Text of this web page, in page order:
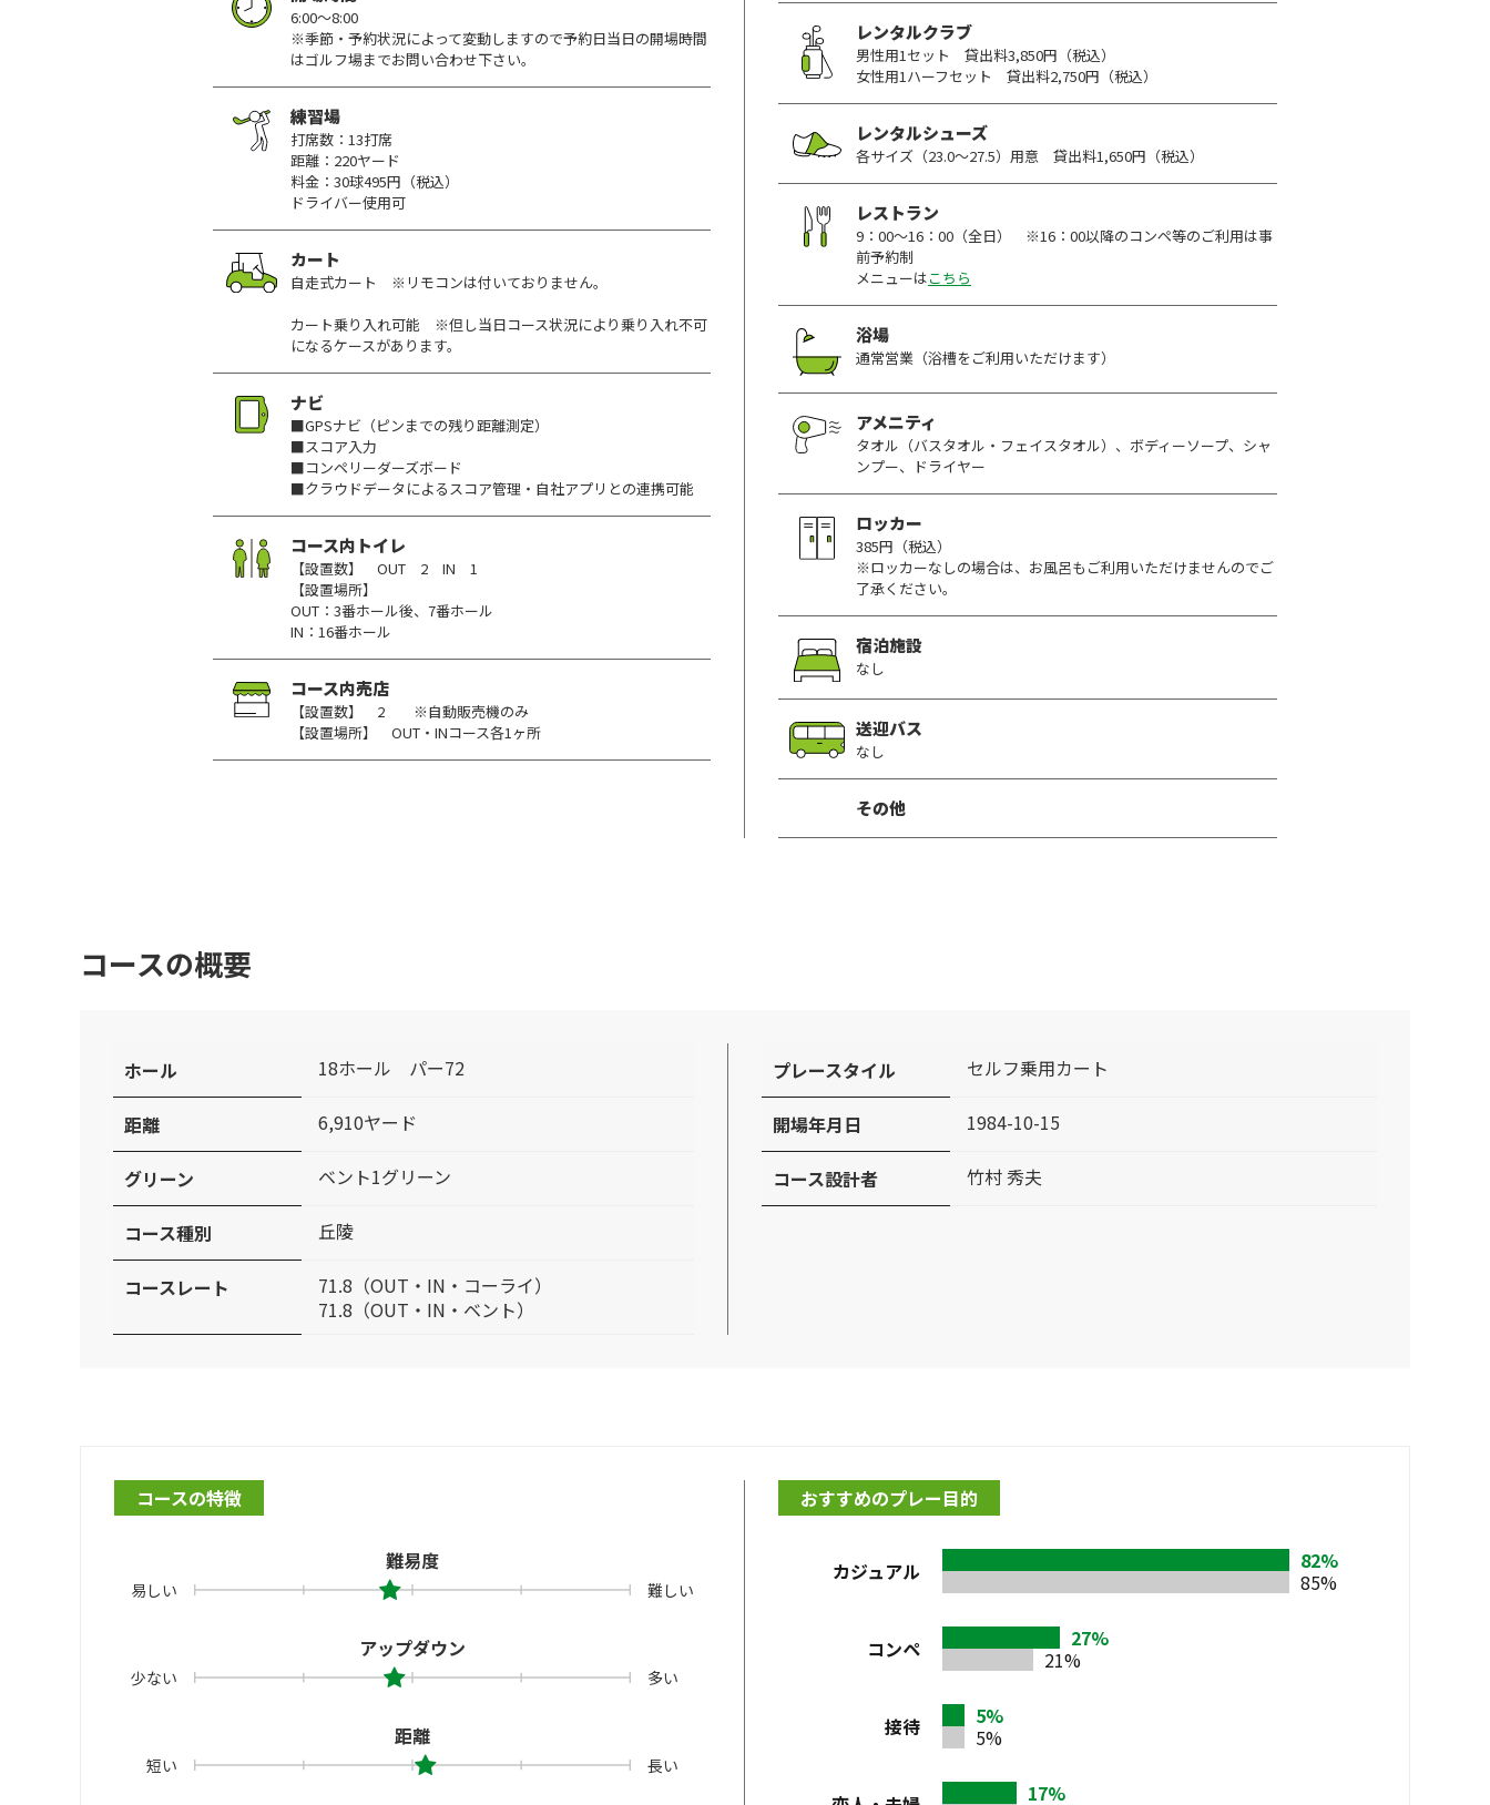
6:00～8:00
※季節・予約状況によって変動しますので予約日当日の開場時間
はゴルフ場までお問い合わせ下さい。
練習場
打席数：13打席
距離：220ヤード
料金：30球495円（税込）
ドライバー使用可
カート
自走式カート ※リモコンは付いておりません。
カート乗り入れ可能 ※但し当日コース状況により乗り入れ不可
になるケースがあります。
ナビ
■GPSナビ（ピンまでの残り距離測定）
■スコア入力
■コンペリーダーズボード
■クラウドデータによるスコア管理・自社アプリとの連携可能
コース内トイレ
【設置数】 OUT 2 IN 1
【設置場所】
OUT：3番ホール後、7番ホール
IN：16番ホール
コース内売店
【設置数】 2 ※自動販売機のみ
【設置場所】 OUT・INコース各1ヶ所
レンタルクラブ
男性用1セット 貸出料3,850円（税込）
女性用1ハーフセット 貸出料2,750円（税込）
レンタルシューズ
各サイズ（23.0～27.5）用意 貸出料1,650円（税込）
レストラン
9：00～16：00（全日） ※16：00以降のコンペ等のご利用は事
前予約制
メニューはこちら
浴場
通常営業（浴槽をご利用いただけます）
アメニティ
タオル（バスタオル・フェイスタオル）、ボディーソープ、シャ
ンプー、ドライヤー
ロッカー
385円（税込）
※ロッカーなしの場合は、お風呂もご利用いただけませんのでご
了承ください。
宿泊施設
なし
送迎バス
なし
その他
コースの概要
ホール 18ホール パー72
距離 6,910ヤード
グリーン ベント1グリーン
コース種別 丘陵
コースレート
71.8（OUT・IN・コーライ）
71.8（OUT・IN・ベント）
プレースタイル セルフ乗用カート
開場年月日 1984-10-15
コース設計者 竹村 秀夫
コースの特徴
難易度
易しい 難しい
アップダウン
少ない 多い
距離
短い 長い
おすすめのプレー目的
カジュアル
82%
85%
コンペ
27%
21%
接待
5%
5%
17%